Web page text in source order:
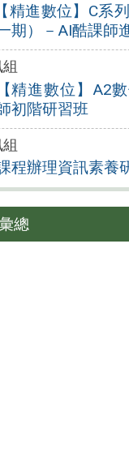
精進數位】C系
期）－AI酷課師
精進數位】A2
初階研習班
程辦理資訊素養
總